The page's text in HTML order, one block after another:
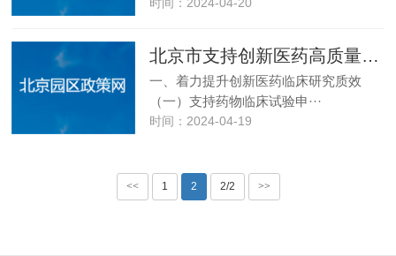
北京市支持创新医药高质量发展若干措施（2024年）
一、着力提升创新医药临床研究质效
（一）支持药物临床试验申···
时间：2024-04-19
<< 1 2 2/2 >>